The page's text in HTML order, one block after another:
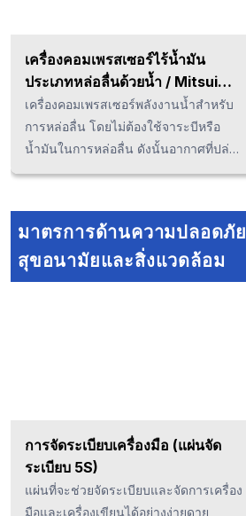
เครื่องคอมเพรสเซอร์ไร้น้ำมัน
ประเภทหล่อลื่นด้วยน้ำ / Mitsui
Seiki
เครื่องคอมเพรสเซอร์พลังงานน้ำสำหรับ
การหล่อลื่น โดยไม่ต้องใช้จาระบีหรือ
น้ำมันในการหล่อลื่น ดังนั้นอากาศที่ปล่อย
ออกมาจึงเป็นอากาศที่สะอาด ไม่มีละออง
กลิ่นน้ำมันและรอยเปื้อนจากน้ำมันได้ อีก
ทั้ง เนื่องจากไม่จำเป็นต้องใช้ไส้กรอง
สำหรับกำจัดน้ำมัน ทำให้สามารถลดค่า
บำรุงรักษาและลดของเสียจาก
มาตรการด้านความปลอดภัย
สุขอนามัยและสิ่งแวดล้อม
การจัดระเบียบเครื่องมือ (แผ่นจัด
ระเบียบ 5S)
แผ่นที่จะช่วยจัดระเบียบและจัดการเครื่อง
มือและเครื่องเขียนได้อย่างง่ายดาย